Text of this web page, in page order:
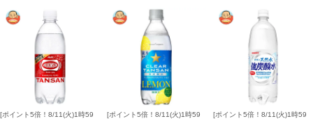
[ポイント5倍！8/11(火)1時59 [ポイント5倍！8/11(火)1時59 [ポイント5倍！8/11(火)1時59